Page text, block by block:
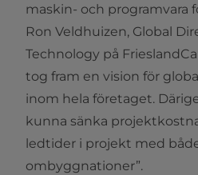
maskin- och programvara
Ron Veldhuizen, Global
Technology på
tog fram en vision för
inom hela företaget.
kunna sänka
ledtider i projekt med
ombyggnationer”.